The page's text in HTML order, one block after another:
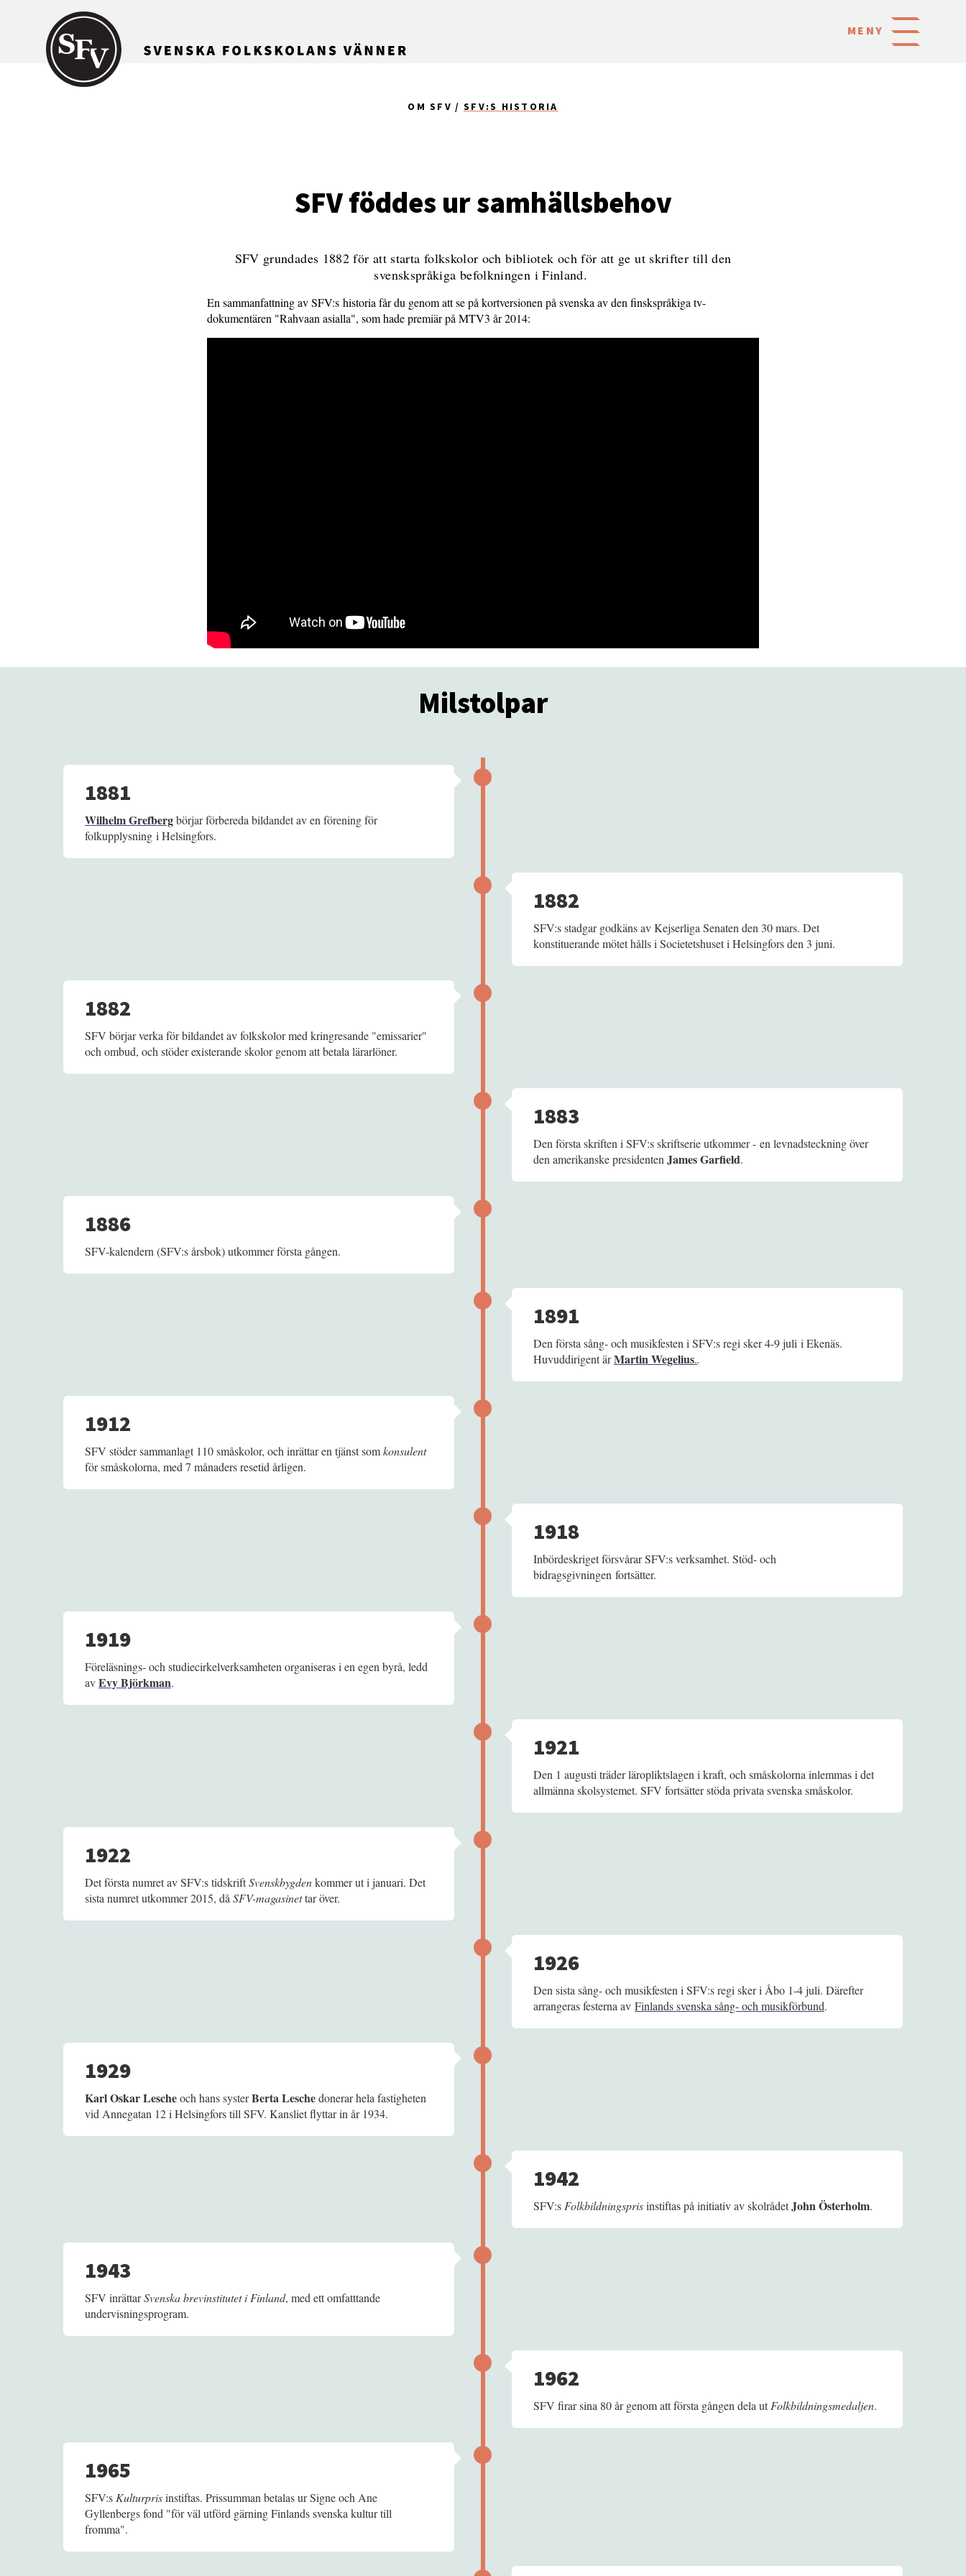
Gå till innehållet
MENY
OM SFV SFV:S HISTORIA
SFV föddes ur samhällsbehov
SFV grundades 1882 för att starta folkskolor och bibliotek och för att ge ut skrifter till den
svenskspråkiga befolkningen i Finland.
En sammanfattning av SFV:s historia får du genom att se på kortversionen på svenska av den finskspråkiga tv-
dokumentären "Rahvaan asialla", som hade premiär på MTV3 år 2014:
Milstolpar
1881
Wilhelm Grefbergbörjar förbereda bildandet av en förening för
folkupplysning i Helsingfors.
1882
SFV:s stadgar godkäns av Kejserliga Senaten den 30 mars. Det
konstituerande mötet hålls i Societetshuset i Helsingfors den 3 juni.
1882
SFV börjar verka för bildandet av folkskolor med kringresande "emissarier"
och ombud, och stöder existerande skolor genom att betala lärarlöner.
1883
Den första skriften i SFV:s skriftserie utkommer - en levnadsteckning över
den amerikanske presidenten James Garfield.
1886
SFV-kalendern (SFV:s årsbok) utkommer första gången.
1891
Den första sång- och musikfesten i SFV:s regi sker 4-9 juli i Ekenäs.
Huvuddirigent ärMartin Wegelius..
1912
SFV stöder sammanlagt 110 småskolor, och inrättar en tjänst somkonsulent
för småskolorna, med 7 månaders resetid årligen.
1918
Inbördeskriget försvårar SFV:s verksamhet. Stöd- och
bidragsgivningen fortsätter.
1919
Föreläsnings- och studiecirkelverksamheten organiseras i en egen byrå, ledd
avEvy Björkman.
1921
Den 1 augusti träder läropliktslagen i kraft, och småskolorna inlemmas i det
allmänna skolsystemet. SFV fortsätter stöda privata svenska småskolor.
1922
Det första numret av SFV:s tidskriftSvenskbygdenkommer ut i januari. Det
sista numret utkommer 2015, då SFV-magasinettar över.
1926
Den sista sång- och musikfesten i SFV:s regi sker i Åbo 1-4 juli. Därefter
arrangeras festerna av Finlands svenska sång- och musikförbund.
1929
Karl Oskar Lescheoch hans systerBerta Leschedonerar hela fastigheten
vid Annegatan 12 i Helsingfors till SFV. Kansliet flyttar in år 1934.
1942
SFV:s Folkbildningsprisinstiftas på initiativ av skolrådetJohn Österholm.
1943
SFV inrättarSvenska brevinstitutet i Finland, med ett omfatttande
undervisningsprogram.
1962
SFV firar sina 80 år genom att första gången dela utFolkbildningsmedaljen.
1965
SFV:s Kulturprisinstiftas. Prissumman betalas ur Signe och Ane
Gyllenbergs fond "för väl utförd gärning Finlands svenska kultur till
fromma".